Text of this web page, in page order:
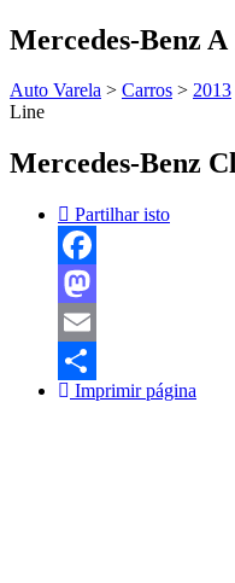
Mercedes-Benz
Auto Varela > Carros > 2013
Line
Mercedes-Benz
Partilhar isto
Facebook
Mastodon
Email
Share
Imprimir página